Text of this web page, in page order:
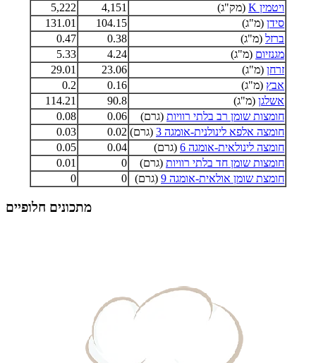
ויטמין K
(מק"ג) 4,151
5,222
סידן (מ"ג) 104.15
131.01
ברזל (מ"ג) 0.38
0.47
מגנזיום (מ"ג) 4.24
5.33
זרחן (מ"ג) 23.06
29.01
אבץ (מ"ג) 0.16
0.2
אשלגן (מ"ג) 90.8
114.21
חומצות שומן רב בלתי רוויות (גרם) 0.06
0.08
חומצה אלפא לינולנית-אומגה 3
(גרם) 0.02
0.03
חומצה לינולאית-אומגה 6
(גרם) 0.04
0.05
חומצות שומן חד בלתי רוויות (גרם) 0
0.01
חומצת שומן אולאית-אומגה 9
(גרם) 0
0
מתכונים חלופיים